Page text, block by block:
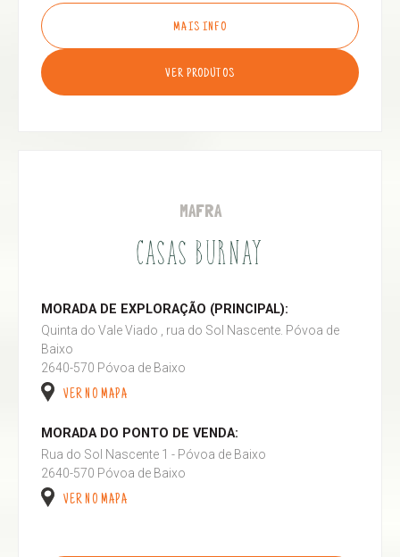
MAIS INFO
VER PRODUTOS
MAFRA
CASAS BURNAY
MORADA DE EXPLORAÇÃO (PRINCIPAL):
Quinta do Vale Viado , rua do Sol Nascente. Póvoa de
Baixo
2640-570 Póvoa de Baixo
VER NO MAPA
MORADA DO PONTO DE VENDA:
Rua do Sol Nascente 1 - Póvoa de Baixo
2640-570 Póvoa de Baixo
VER NO MAPA